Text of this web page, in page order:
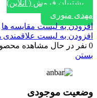
پشتیبان فروش ( آنلاین)
مهدی منوری
افزودن به لیست مقایسه ها
افزودن به لیست علاقمندی
0 نفر در حال مشاهده
بستن
وضعیت موجودی